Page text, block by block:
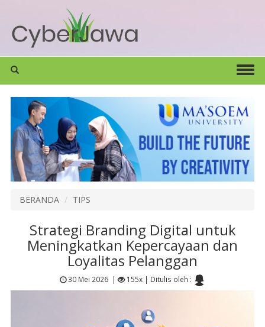
BERANDA TIPS
Strategi Branding Digital untuk
Meningkatkan Kepercayaan dan
Loyalitas Pelanggan
30 Mei 2026 | 155x | Ditulis oleh :